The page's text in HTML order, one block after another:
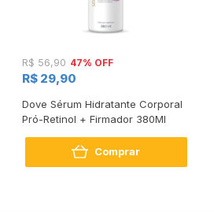
R$ 56,90 47% OFF
R$ 29,90
Dove Sérum Hidratante Corporal
Pró-Retinol + Firmador 380Ml
Comprar